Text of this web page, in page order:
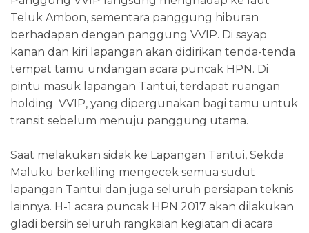
Teluk Ambon, sementara panggung hiburan
berhadapan dengan panggung VVIP. Di sayap
kanan dan kiri lapangan akan didirikan tenda-tenda
tempat tamu undangan acara puncak HPN. Di
pintu masuk lapangan Tantui, terdapat ruangan
holding VVIP, yang dipergunakan bagi tamu untuk
transit sebelum menuju panggung utama.
Saat melakukan sidak ke Lapangan Tantui, Sekda
Maluku berkeliling mengecek semua sudut
lapangan Tantui dan juga seluruh persiapan teknis
lainnya. H-1 acara puncak HPN 2017 akan dilakukan
gladi bersih seluruh rangkaian kegiatan di acara